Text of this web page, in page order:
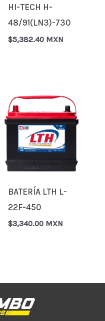
HI-TECH H-
48/91(LN3)-730
$5,382.40 MXN
BATERÍA LTH L-
22F-450
$3,340.00 MXN